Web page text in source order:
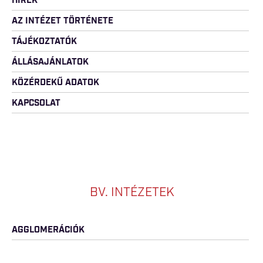
AZ INTÉZET TÖRTÉNETE
TÁJÉKOZTATÓK
ÁLLÁSAJÁNLATOK
KÖZÉRDEKŰ ADATOK
KAPCSOLAT
BV. INTÉZETEK
AGGLOMERÁCIÓK